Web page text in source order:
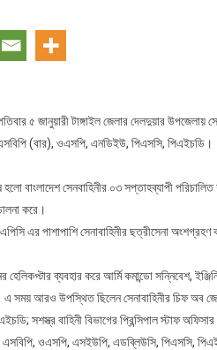
মহড়া
৫ জানুয়ারী টাঙ্গাইল জেলার দেলদুয়ার উপজেলায়
(বার), ওএসপি, এনডিইউ, পিএসসি, পিএইচডি।
বাংলাদেশ সেনবাহিনীর ০৩ সপ্তাহব্যাপী
করে।
এর পাশাপাশি সেনাবাহিনীর ছত্রীসেনা অংশগ্রহণ
হেলিকপ্টার ব্যবহার করে আর্মি কমান্ডো
সময় আরও উপস্থিত ছিলেন সেনাবাহিনীর চিফ অব
সশস্ত্র বাহিনী বিভাগের প্রিন্সিপাল স্টাফ
ওএসপি, এসইউপি, এডব্লিউসি, পিএসসি,